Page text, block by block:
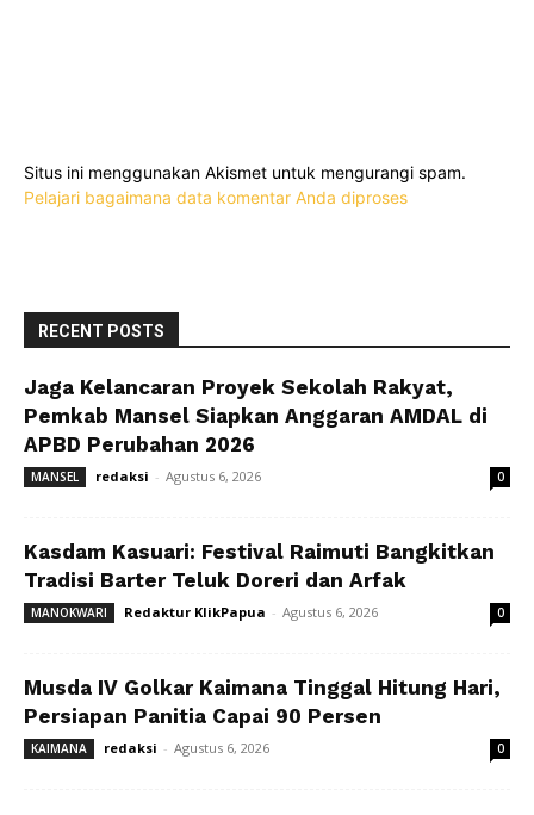
Situs ini menggunakan Akismet untuk mengurangi spam.
Pelajari bagaimana data komentar Anda diproses
RECENT POSTS
Jaga Kelancaran Proyek Sekolah Rakyat,
Pemkab Mansel Siapkan Anggaran AMDAL di
APBD Perubahan 2026
MANSEL redaksi - Agustus 6, 2026 0
Kasdam Kasuari: Festival Raimuti Bangkitkan
Tradisi Barter Teluk Doreri dan Arfak
MANOKWARI Redaktur KlikPapua - Agustus 6, 2026 0
Musda IV Golkar Kaimana Tinggal Hitung Hari,
Persiapan Panitia Capai 90 Persen
KAIMANA redaksi - Agustus 6, 2026 0